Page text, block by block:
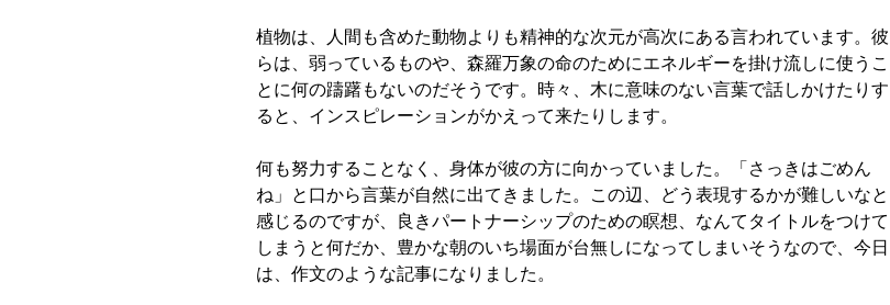
植物は、人間も含めた動物よりも精神的な次元が高次にある言われています。彼
らは、弱っているものや、森羅万象の命のためにエネルギーを掛け流しに使うこ
とに何の躊躇もないのだそうです。時々、木に意味のない言葉で話しかけたりす
ると、インスピレーションがかえって来たりします。
何も努力することなく、身体が彼の方に向かっていました。「さっきはごめん
ね」と口から言葉が自然に出てきました。この辺、どう表現するかが難しいなと
感じるのですが、良きパートナーシップのための瞑想、なんてタイトルをつけて
しまうと何だか、豊かな朝のいち場面が台無しになってしまいそうなので、今日
は、作文のような記事になりました。